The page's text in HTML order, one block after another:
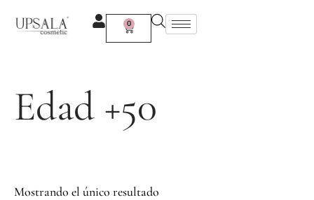
contenido
0
Carrito
Edad +50
Mostrando el único resultado